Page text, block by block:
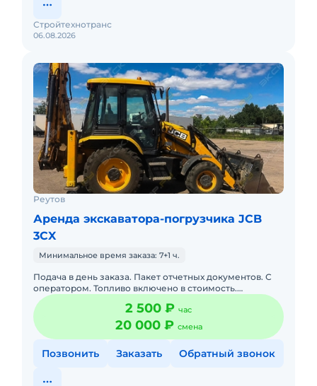
06.08.2026
Стройтехнотранс
Реутов
Аренда экскаватора-погрузчика JCB
3CX
Минимальное время заказа: 7+1 ч.
Подача в день заказа. Пакет отчетных документов. С
оператором. Топливо включено в стоимость.
Долгосрочная аренда. Краткосрочная аренда. Техника
с малой наработк
2 500 ₽ час
20 000 ₽ смена
Позвонить Заказать Обратный звонок